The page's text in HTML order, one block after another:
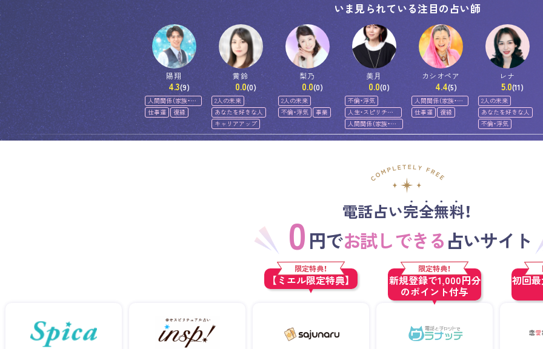
いま見られている注目の占い師
陽翔
4.3(9)
人間関係（家族・友
人）
仕事運 復縁
黄鈴
0.0(0)
2人の未来
あなたを好きな人
キャリアアップ
梨乃
0.0(0)
2人の未来
不倫・浮気
事業
美月
0.0(0)
不倫・浮気
人生・スピリチュ
アル
人間関係（家族・友
人）
カシオペア
4.4(5)
人間関係（家族・友
人）
仕事運 復縁
レナ
5.0(11)
2人の未来
あなたを好きな人
不倫・浮気
電話占い完全無料！
0 円でお試しできる占いサイト
限定特典！
【ミエル限定特典】
限定特典！
新規登録で1,000円分
のポイント付与
初回